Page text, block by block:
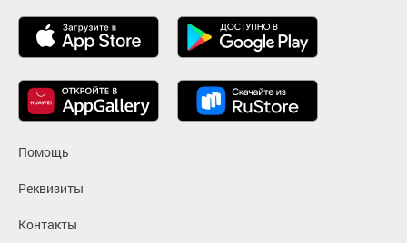
Помощь
Реквизиты
Контакты